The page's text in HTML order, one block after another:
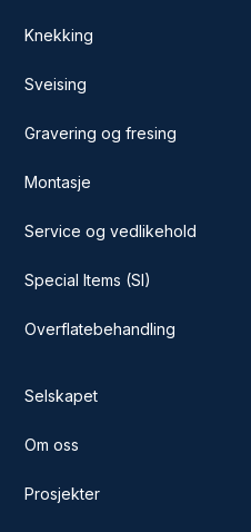
Knekking
Sveising
Gravering og fresing
Montasje
Service og vedlikehold
Special Items (SI)
Overflatebehandling
Selskapet
Om oss
Prosjekter